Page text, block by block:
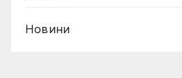
Новини